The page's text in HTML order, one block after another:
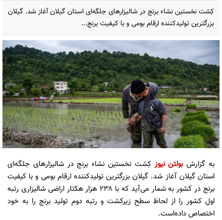
کِشت نخستین نشاء برنج در شالیزارهای جلگه‌ای استان گیلان آغاز شد. گیلان
بزرگترین تولیدکننده ارقام بومی و با کیفیت برنج...
به گزارشبولتن نیوز کِشت نخستین نشاء برنج در شالیزارهای جلگه‌ای
استان گیلان آغاز شد. گیلان بزرگترین تولیدکننده ارقام بومی و با کیفیت
برنج در کشور به شمار می‌آید که با ۲۳۸ هزار هکتار اراضی شالیزاری رتبه
اول کشور را از لحاظ سطح زیرکشت و رتبه دوم تولید برنج را به خود
اختصاص داده‌است.